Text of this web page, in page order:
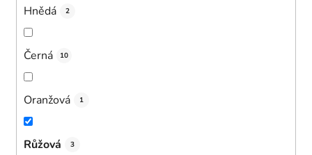
Hnědá 2
Černá 10
Oranžová 1
Růžová 3